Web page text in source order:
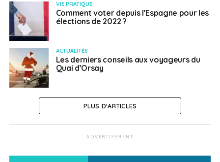
VIE PRATIQUE
Comment voter depuis l’Espagne pour les
élections de 2022 ?
ACTUALITÉS
Les derniers conseils aux voyageurs du
Quai d’Orsay
PLUS D'ARTICLES
ADVERTISEMENT